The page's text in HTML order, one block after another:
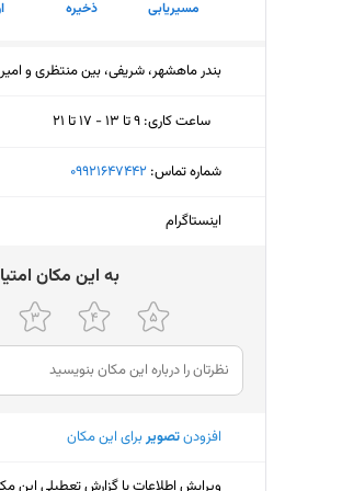
مسیریابی ذخیره
بندر ماهشهر، شریفی، بین منتظری و
ساعت کاری: ۹ تا ۱۳ - ۱۷ تا ۲۱
یکشنبه (امروز)
پنجشنبه
جمعه
شنبه
شماره تماس: ‎09921647442
اینستاگرام
ﺑﻪ اﯾﻦ ﻣﮑﺎن
افزودنتصویربرای این مکان